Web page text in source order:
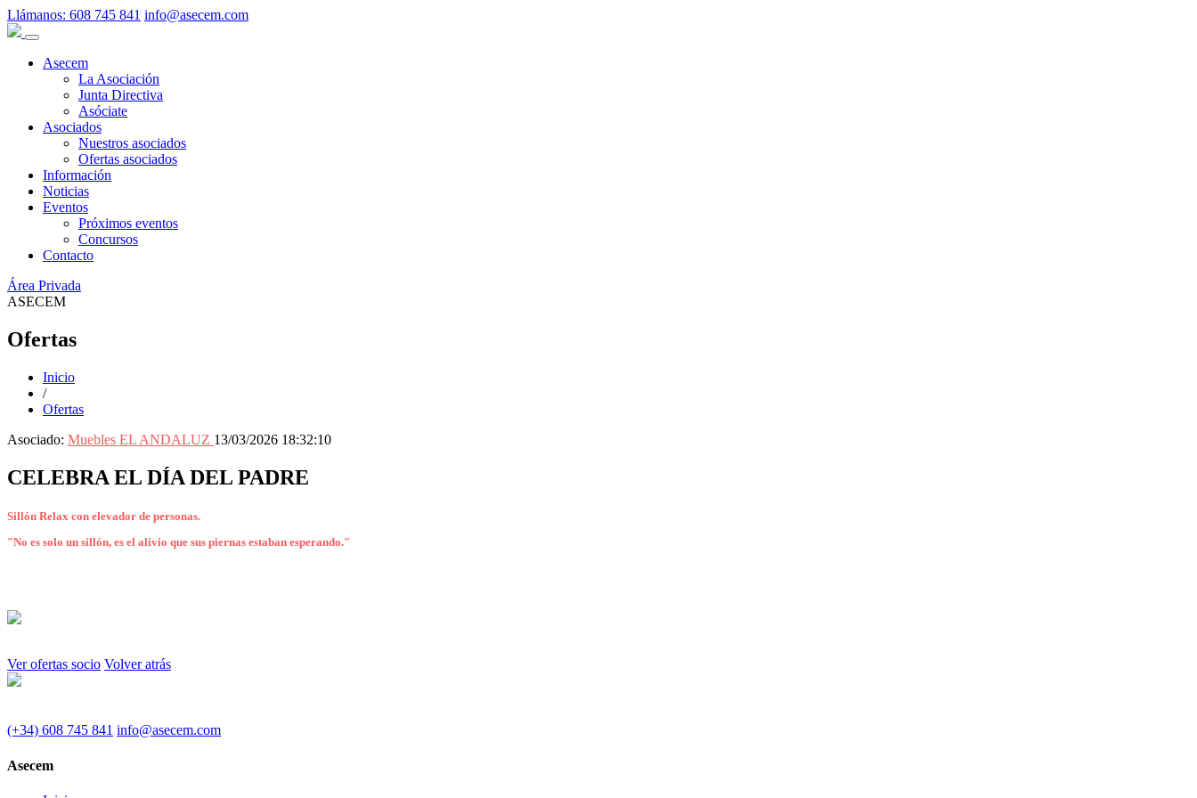
Llámanos: 608 745 841 info@asecem.com
Asecem
La Asociación
Junta Directiva
Asóciate
Asociados
Nuestros asociados
Ofertas asociados
Información
Noticias
Eventos
Próximos eventos
Concursos
Contacto
Área Privada
ASECEM
Ofertas
Inicio
/
Ofertas
Asociado: Muebles EL ANDALUZ 13/03/2026 18:32:10
CELEBRA EL DÍA DEL PADRE
Sillón Relax con elevador de personas.
"No es solo un sillón, es el alivio que sus piernas estaban esperando."
Ver ofertas socio Volver atrás
(+34) 608 745 841 info@asecem.com
Asecem